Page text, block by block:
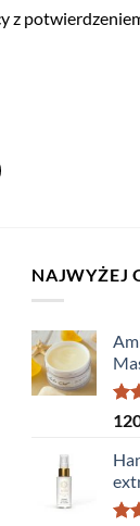
z
NAJWYŻEJ